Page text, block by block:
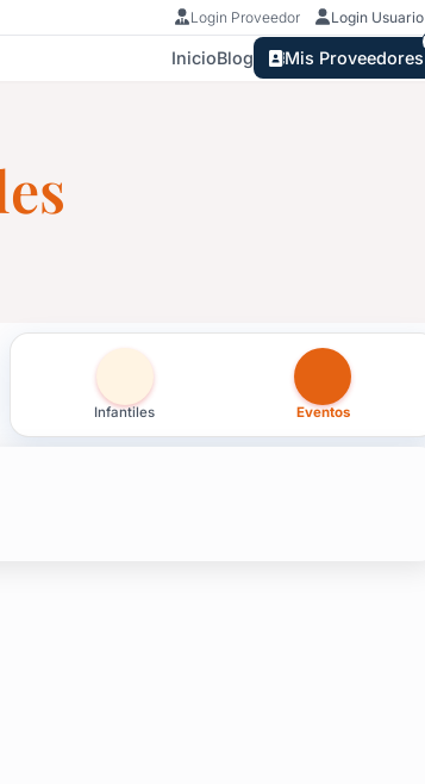
Login Proveedor Login Usuario
InicioBlog Mis Proveedores
Infantiles Eventos